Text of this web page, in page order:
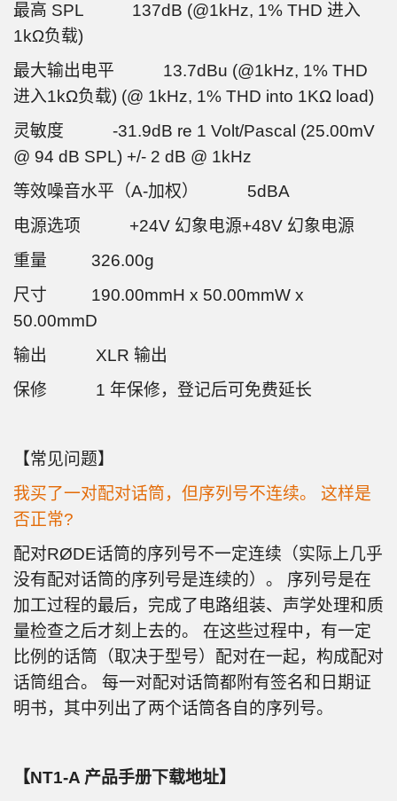
最高 SPL 137dB (@1kHz, 1% THD 进入
1kΩ负载)
最大输出电平 13.7dBu (@1kHz, 1% THD
进入1kΩ负载) (@ 1kHz, 1% THD into 1KΩ load)
灵敏度 -31.9dB re 1 Volt/Pascal (25.00mV
@ 94 dB SPL) +/- 2 dB @ 1kHz
等效噪音水平（A-加权） 5dBA
电源选项 +24V 幻象电源+48V 幻象电源
重量 326.00g
尺寸 190.00mmH x 50.00mmW x
50.00mmD
输出 XLR 输出
保修 1 年保修，登记后可免费延长
【常见问题】
我买了一对配对话筒，但序列号不连续。 这样是
否正常?
配对RØDE话筒的序列号不一定连续（实际上几乎
没有配对话筒的序列号是连续的）。 序列号是在
加工过程的最后，完成了电路组装、声学处理和质
量检查之后才刻上去的。 在这些过程中，有一定
比例的话筒（取决于型号）配对在一起，构成配对
话筒组合。 每一对配对话筒都附有签名和日期证
明书，其中列出了两个话筒各自的序列号。
【NT1-A 产品手册下载地址】